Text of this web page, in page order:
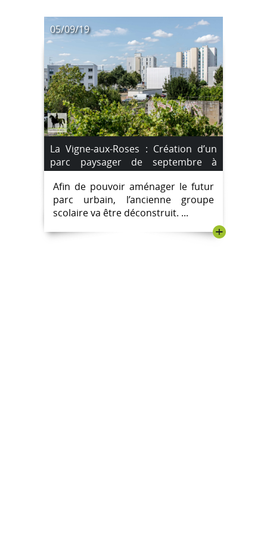
05/09/19
La Vigne-aux-Roses : Création d’un
parc paysager de septembre à
décembre 2019.
Afin de pouvoir aménager le futur
parc urbain, l’ancienne groupe
scolaire va être déconstruit. ...
+